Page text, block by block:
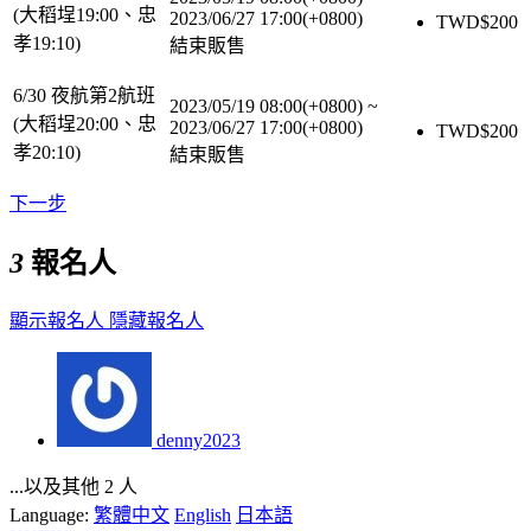
(大稻埕19:00、忠
孝19:10)
2023/06/27 17:00(+0800)
結束販售
TWD$200
6/30 夜航第2航班
(大稻埕20:00、忠
孝20:10)
2023/05/19 08:00(+0800) ~
2023/06/27 17:00(+0800)
結束販售
TWD$200
下一步
3 報名人
顯示報名人 隱藏報名人
denny2023
...以及其他 2 人
Language: 繁體中文 English 日本語